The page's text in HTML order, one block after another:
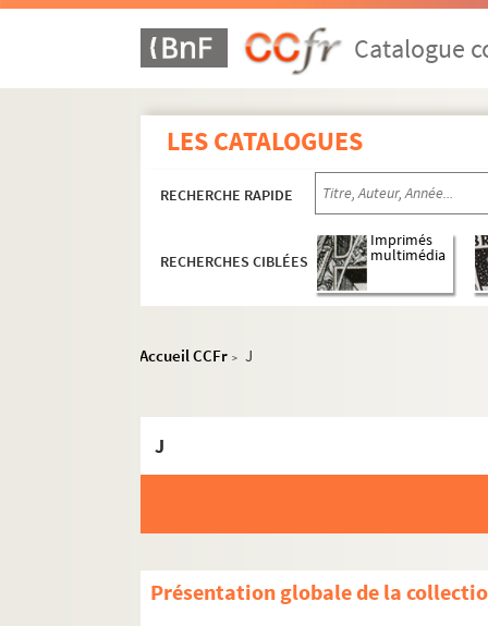
Catalogue
LES CATALOGUES
RECHERCHE RAPIDE
RECHERCHES CIBLÉES
Imprimés
multimédia
Accueil CCFr > J
J
Présentation globale de la
Correspondance